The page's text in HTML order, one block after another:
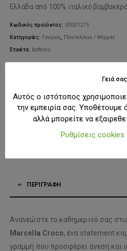
Ελλάδα από 100% ιταλικό
Κωδικός προϊόντος: 00001275
Κατηγορίες: Γυναίκα, Παντελόνια / Φόρμες
Ετικέτα: bottoms
ΠΡΟΣΘΉΚΗ
ΠΡΟΣΘΉΚΗ
ΠΕΡΙΓΡΑΦΉ
Ανανεώστε το καθημερινό σας
Marcella Croco, ένα statement
γραμμή που προσφέρει άνεση και
Γειά
Αυτός ο ιστότοπος
την εμπειρία σας. Υποθέτουμε
αλλά μπορείτε να
Ρυθμίσεις cookies